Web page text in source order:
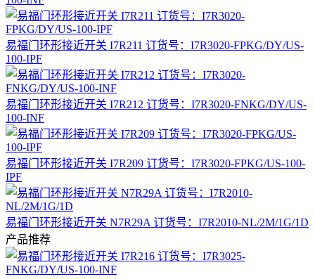
易福门环形接近开关 I7R211 订货号：I7R3020-FPKG/DY/US-
100-IPF
易福门环形接近开关 I7R212 订货号：I7R3020-FNKG/DY/US-
100-INF
易福门环形接近开关 I7R209 订货号：I7R3020-FPKG/US-100-
IPF
易福门环形接近开关 N7R29A 订货号：I7R2010-NL/2M/1G/1D
产品推荐